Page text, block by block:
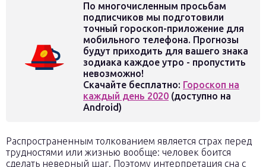
По многочисленным просьбам
подписчиков мы подготовили
точный гороскоп-приложение для
мобильного телефона. Прогнозы
будут приходить для вашего знака
зодиака каждое утро - пропустить
невозможно!
Скачайте бесплатно: Гороскоп на
каждый день 2020 (доступно на
Android)
Распространенным толкованием является страх перед
трудностями или жизнью вообще: человек боится
сделать неверный шаг. Поэтому интерпретация сна с